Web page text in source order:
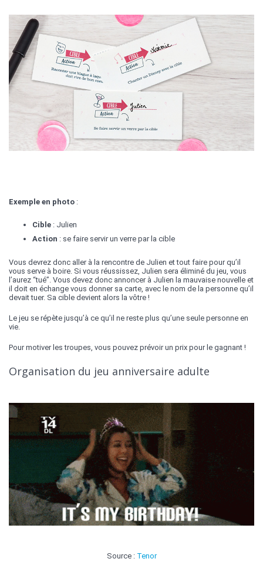
Exemple en photo :
Cible : Julien
Action : se faire servir un verre par la cible
Vous devrez donc aller à la rencontre de Julien et tout faire pour qu’il
vous serve à boire. Si vous réussissez, Julien sera éliminé du jeu, vous
l’aurez “tué”. Vous devez donc annoncer à Julien la mauvaise nouvelle et
il doit en échange vous donner sa carte, avec le nom de la personne qu’il
devait tuer. Sa cible devient alors la vôtre !
Le jeu se répète jusqu’à ce qu’il ne reste plus qu’une seule personne en
vie.
Pour motiver les troupes, vous pouvez prévoir un prix pour le gagnant !
Organisation du jeu anniversaire adulte
Source : Tenor